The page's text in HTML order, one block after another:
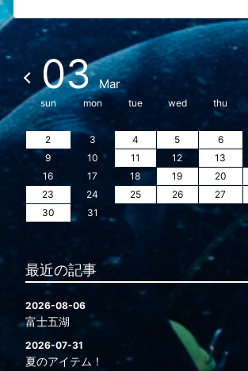
03 Mar
sun mon tue wed thu
2
3 4 5 6
9
10 11 12 13
16
17 18 19 20
23
24 25 26 27
30
31
最近の記事
2026-08-06
富士五湖
2026-07-31
夏のアイテム！